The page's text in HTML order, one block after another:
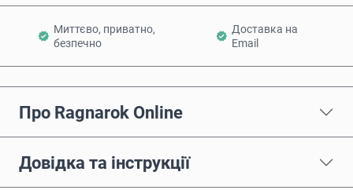
Миттєво, приватно,
безпечно
Доставка на
Email
Про Ragnarok Online
Довідка та інструкції